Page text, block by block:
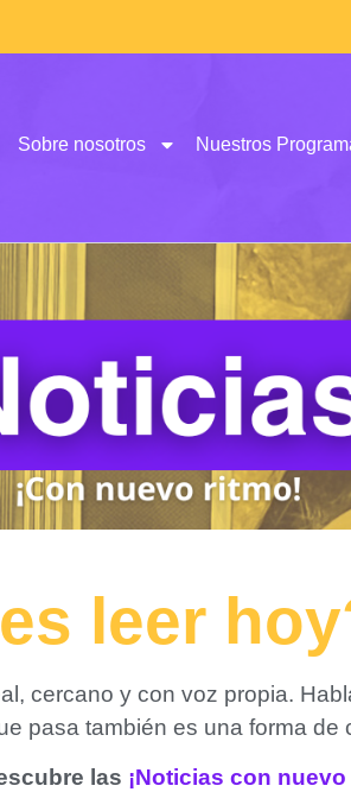
Sobre nosotros Nuestros
leer
cercano y con voz propia.
pasa también es una forma de
las ¡Noticias con